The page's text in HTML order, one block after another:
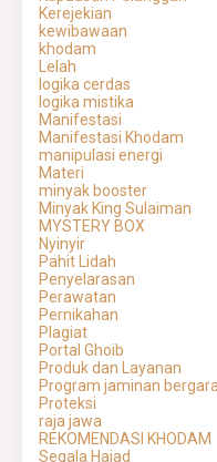
Kerejekian
kewibawaan
khodam
Lelah
logika cerdas
logika mistika
Manifestasi
Manifestasi Khodam
manipulasi energi
Materi
minyak booster
Minyak King Sulaiman
MYSTERY BOX
Nyinyir
Pahit Lidah
Penyelarasan
Perawatan
Pernikahan
Plagiat
Portal Ghoib
Produk dan Layanan
Program jaminan
Proteksi
raja jawa
REKOMENDASI KHODAM
Segala Hajad